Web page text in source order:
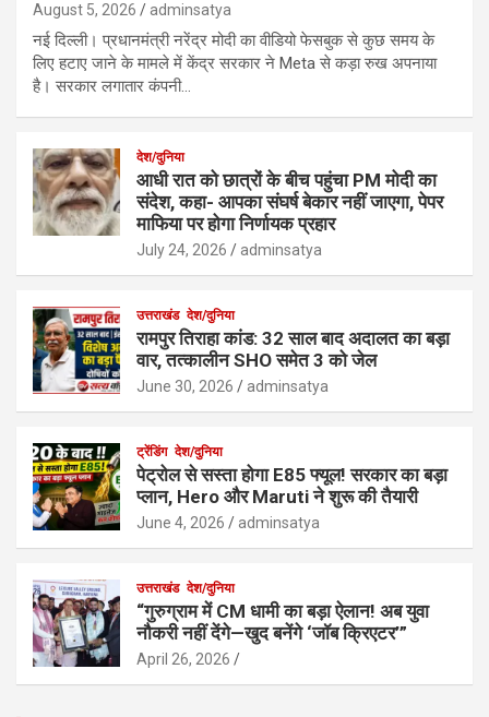
August 5, 2026 adminsatya
नई दिल्ली। प्रधानमंत्री नरेंद्र मोदी का वीडियो फेसबुक से कुछ समय के
लिए हटाए जाने के मामले में केंद्र सरकार ने Meta से कड़ा रुख अपनाया
है। सरकार लगातार कंपनी…
देश/दुनिया
आधी रात को छात्रों के बीच पहुंचा PM मोदी का
संदेश, कहा- आपका संघर्ष बेकार नहीं जाएगा, पेपर
माफिया पर होगा निर्णायक प्रहार
July 24, 2026 adminsatya
उत्तराखंड देश/दुनिया
रामपुर तिराहा कांड: 32 साल बाद अदालत का बड़ा
वार, तत्कालीन SHO समेत 3 को जेल
June 30, 2026 adminsatya
ट्रेंडिंग देश/दुनिया
पेट्रोल से सस्ता होगा E85 फ्यूल! सरकार का बड़ा
प्लान, Hero और Maruti ने शुरू की तैयारी
June 4, 2026 adminsatya
उत्तराखंड देश/दुनिया
“गुरुग्राम में CM धामी का बड़ा ऐलान! अब युवा
नौकरी नहीं देंगे—खुद बनेंगे ‘जॉब क्रिएटर’”
April 26, 2026